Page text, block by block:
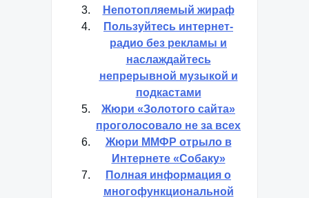
Непотопляемый жираф
Пользуйтесь интернет-
радио без рекламы и
наслаждайтесь
непрерывной музыкой и
подкастами
Жюри «Золотого сайта»
проголосовало не за всех
Жюри ММФР отрыло в
Интернете «Собаку»
Полная информация о
многофункциональной